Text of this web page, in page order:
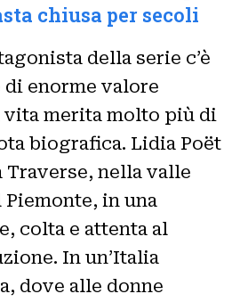
chiusa per secoli
della serie c’è
enorme valore
vita merita molto più di
biografica. Lidia Poët
Traverse, nella valle
Piemonte, in una
colta e attenta al
In un’Italia
dove alle donne